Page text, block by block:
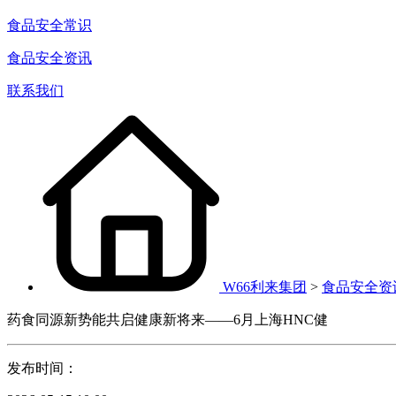
食品安全常识
食品安全资讯
联系我们
W66利来集团 > 食品安全资
药食同源新势能共启健康新将来——6月上海HNC健
发布时间：